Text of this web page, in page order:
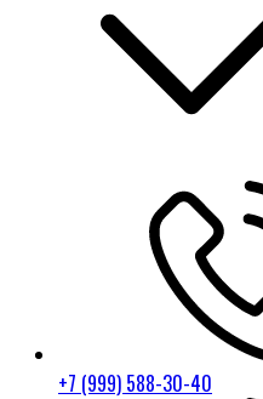
+7 (999) 588-30-40